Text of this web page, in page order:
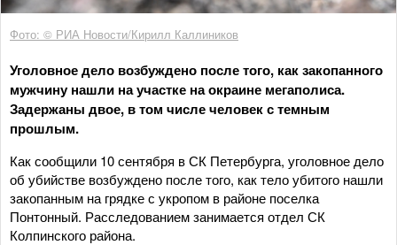
Фото: © РИА Новости/Кирилл Каллиников
Уголовное дело возбуждено после того, как закопанного
мужчину нашли на участке на окраине мегаполиса.
Задержаны двое, в том числе человек с темным
прошлым.
Как сообщили 10 сентября в СК Петербурга, уголовное дело
об убийстве возбуждено после того, как тело убитого нашли
закопанным на грядке с укропом в районе поселка
Понтонный. Расследованием занимается отдел СК
Колпинского района.